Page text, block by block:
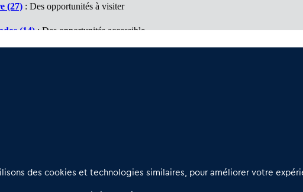
(27) : Des opportunités à visiter
(14): Des opportunités accessible
02 54 56 03 17
des cookies et technologies similaires, pour améliorer votre